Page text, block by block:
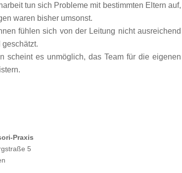
tun sich Probleme mit bestimmten Eltern auf,
waren bisher umsonst.
fühlen sich von der Leitung nicht ausreichend
geschätzt.
scheint es unmöglich, das Team für die eigenen
Praxis
5